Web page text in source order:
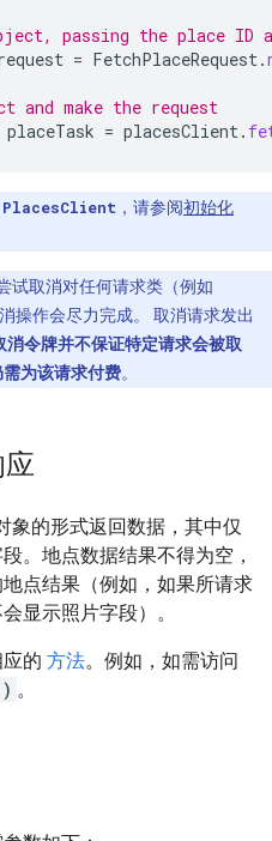
passing the place
= FetchPlaceRequest.
and make the request
placeTask = placesClient.
PlacesClient ，请参阅初始化
试取消对任何请求类（例如
操作会尽力完成。 取消请求发出
消令牌并不保证特定请求会被取
为该请求付费。
象的形式返回数据，其中仅
。地点数据结果不得为空，
点结果（例如，如果所请求
显示照片字段）。
的 方法。例如，如需访问
。